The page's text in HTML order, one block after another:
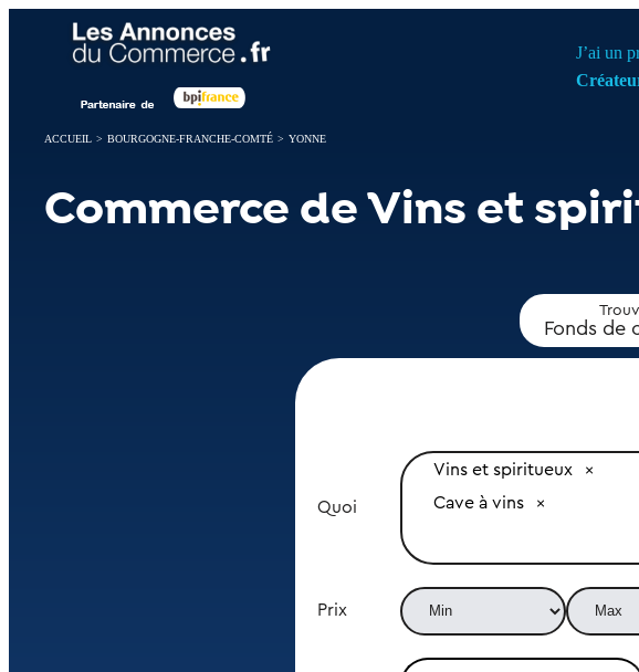
J’ai un
ACCUEIL > BOURGOGNE-FRANCHE-COMTÉ > YONNE
Commerce de Vins et
Fonds de
Quoi
Vins et spiritueux
Cave à vins
Prix
Panneau de gestion des cookies